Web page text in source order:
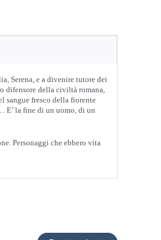
Serena, e a divenire tutore dei
difensore della civiltà romana,
sangue fresco della fiorente
E’ la fine di un uomo, di un
Personaggi che ebbero vita